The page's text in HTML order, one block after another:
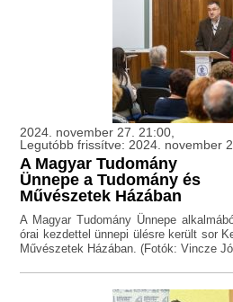
2024. november 27. 21:00,
Legutóbb frissítve: 2024. november
A Magyar Tudomány
Ünnepe a Tudomány és
Művészetek Házában
A Magyar Tudomány Ünnepe
órai kezdettel ünnepi ülésre került sor
Művészetek Házában. (Fotók: Vincze